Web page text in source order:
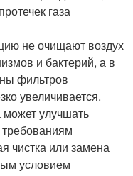
газа
не очищают воздух
и бактерий, а в
фильтров
увеличивается.
может улучшать
чистка или замена
условием